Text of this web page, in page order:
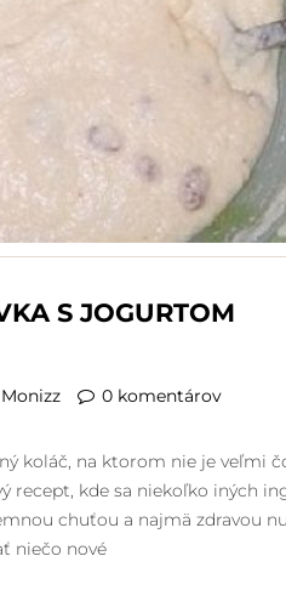
S JOGURTOM
Monizz 0 komentárov
koláč, na ktorom nie je veľmi
recept, kde sa niekoľko iných
chuťou a najmä zdravou
niečo nové